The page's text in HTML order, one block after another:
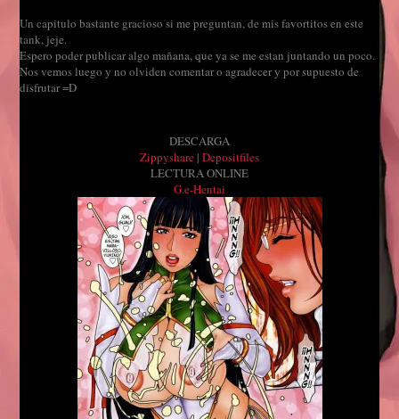
Un capitulo bastante gracioso si me preguntan, de mis favortitos en este
tank, jeje.
Espero poder publicar algo mañana, que ya se me estan juntando un poco.
Nos vemos luego y no olviden comentar o agradecer y por supuesto de
disfrutar =D
DESCARGA
Zippyshare | Depositfiles
LECTURA ONLINE
G.e-Hentai